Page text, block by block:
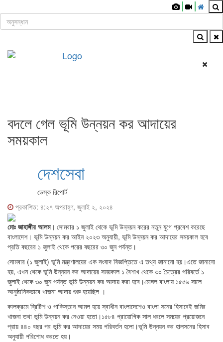
শিরোনাম Buitenlandse goksites voor spelers uit Nederland –
বদলে গেল ভূমি উন্নয়ন কর আদায়ের
সময়কাল
দেশসেবা
ডেস্ক রিপোর্ট
প্রকাশিত: ৪:২৭ অপরাহ্ণ, জুলাই ২, ২০২৪
মোঃ জাহাঙ্গীর আলম। সোমবার ১ জুলাই থেকে ভূমি উন্নয়ন করের নতুন যুগে প্রবেশ করেছে
বাংলাদেশ। ভূমি উন্নয়ন কর আইন ২০২৩ অনুযায়ী, ভূমি উন্নয়ন কর আদায়ের সময়কাল হবে
প্রতি বছরের ১ জুলাই থেকে পরের বছরের ৩০ জুন পর্যন্ত।
সোমবার (১ জুলাই) ভূমি মন্ত্রণালয়ের এক সংবাদ বিজ্ঞপ্তিতে এ তথ্য জানানো হয়।এতে জানানো
হয়, এখন থেকে ভূমি উন্নয়ন কর আদায়ের সময়কাল ১ বৈশাখ থেকে ৩০ চৈত্রের পরিবর্তে ১
জুলাই থেকে ৩০ জুন পর্যন্ত ভূমি উন্নয়ন কর আদায় করা হবে।মোঘল বাংলায় ১৫৫৬ সালে
আনুষ্ঠানিকভাবে খাজনা আদায় শুরু হয়েছিল ।
কালক্রমে ব্রিটিশ ও পাকিস্তান আমল হয়ে স্বাধীন বাংলাদেশেও বাংলা সনের হিসাবেই জমির
খাজনা তথা ভূমি উন্নয়ন কর নেওয়া হতো।১৫৮৪ প্রায়োগিক সাল ধরলে সময়ের প্রয়োজনে
প্রায় ৪৪০ বছর পর ভূমি কর আদায়ের সময় পরিবর্তন হলো।ভূমি উন্নয়ন কর হালসনের হিসাব
অনুযায়ী পরিশোধ করতে হয়।